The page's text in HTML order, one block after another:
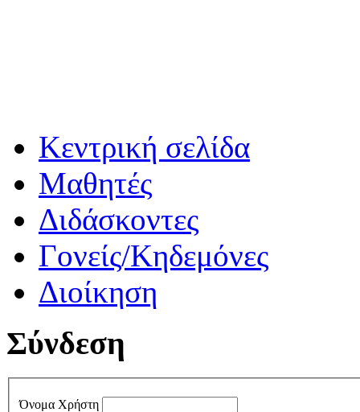
Κεντρική σελίδα
Μαθητές
Διδάσκοντες
Γονείς/Κηδεμόνες
Διοίκηση
Σύνδεση
Όνομα Χρήστη